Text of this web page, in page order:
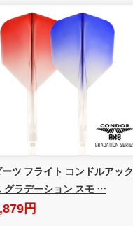
ーツ フライト コンドルアック
グラデーション スモ …
円